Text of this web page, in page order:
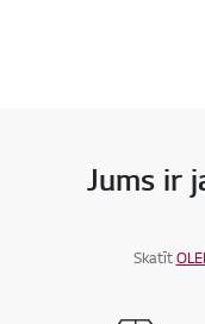
Jums ir
Skatīt